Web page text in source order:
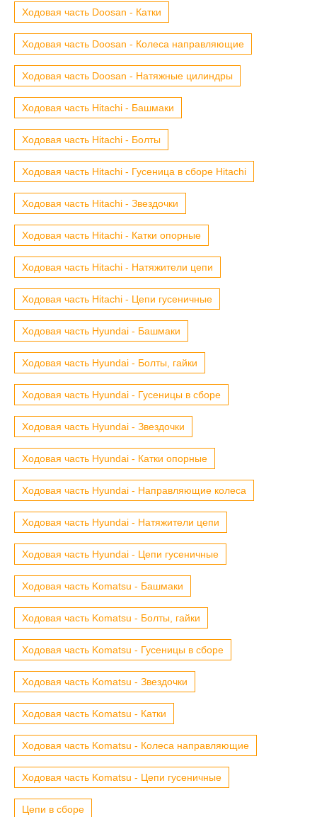
Ходовая часть Doosan - Катки
Ходовая часть Doosan - Колеса направляющие
Ходовая часть Doosan - Натяжные цилиндры
Ходовая часть Hitachi - Башмаки
Ходовая часть Hitachi - Болты
Ходовая часть Hitachi - Гусеница в сборе Hitachi
Ходовая часть Hitachi - Звездочки
Ходовая часть Hitachi - Катки опорные
Ходовая часть Hitachi - Натяжители цепи
Ходовая часть Hitachi - Цепи гусеничные
Ходовая часть Hyundai - Башмаки
Ходовая часть Hyundai - Болты, гайки
Ходовая часть Hyundai - Гусеницы в сборе
Ходовая часть Hyundai - Звездочки
Ходовая часть Hyundai - Катки опорные
Ходовая часть Hyundai - Направляющие колеса
Ходовая часть Hyundai - Натяжители цепи
Ходовая часть Hyundai - Цепи гусеничные
Ходовая часть Komatsu - Башмаки
Ходовая часть Komatsu - Болты, гайки
Ходовая часть Komatsu - Гусеницы в сборе
Ходовая часть Komatsu - Звездочки
Ходовая часть Komatsu - Катки
Ходовая часть Komatsu - Колеса направляющие
Ходовая часть Komatsu - Цепи гусеничные
Цепи в сборе